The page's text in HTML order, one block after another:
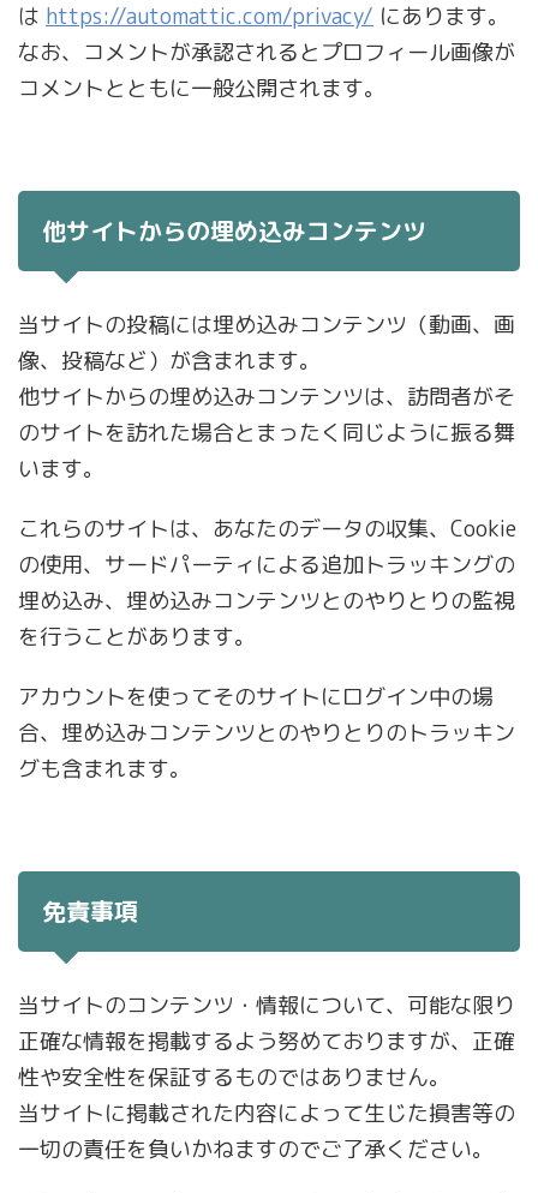
は https://automattic.com/privacy/ にあります。
なお、コメントが承認されるとプロフィール画像が
コメントとともに一般公開されます。
他サイトからの埋め込みコンテンツ
当サイトの投稿には埋め込みコンテンツ（動画、画
像、投稿など）が含まれます。
他サイトからの埋め込みコンテンツは、訪問者がそ
のサイトを訪れた場合とまったく同じように振る舞
います。
これらのサイトは、あなたのデータの収集、Cookie
の使用、サードパーティによる追加トラッキングの
埋め込み、埋め込みコンテンツとのやりとりの監視
を行うことがあります。
アカウントを使ってそのサイトにログイン中の場
合、埋め込みコンテンツとのやりとりのトラッキン
グも含まれます。
免責事項
当サイトのコンテンツ・情報について、可能な限り
正確な情報を掲載するよう努めておりますが、正確
性や安全性を保証するものではありません。
当サイトに掲載された内容によって生じた損害等の
一切の責任を負いかねますのでご了承ください。